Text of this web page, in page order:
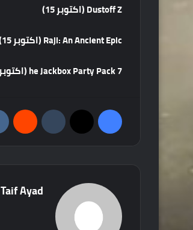
Dustoff Z (اكتوبر 15)
Raji: An Ancient Epic (اكتوبر 15)
he Jackbox Party Pack 7 (اكتوبر 15)
Taif Ayad